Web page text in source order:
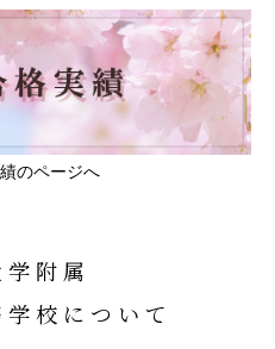
のページへ
附属
校について